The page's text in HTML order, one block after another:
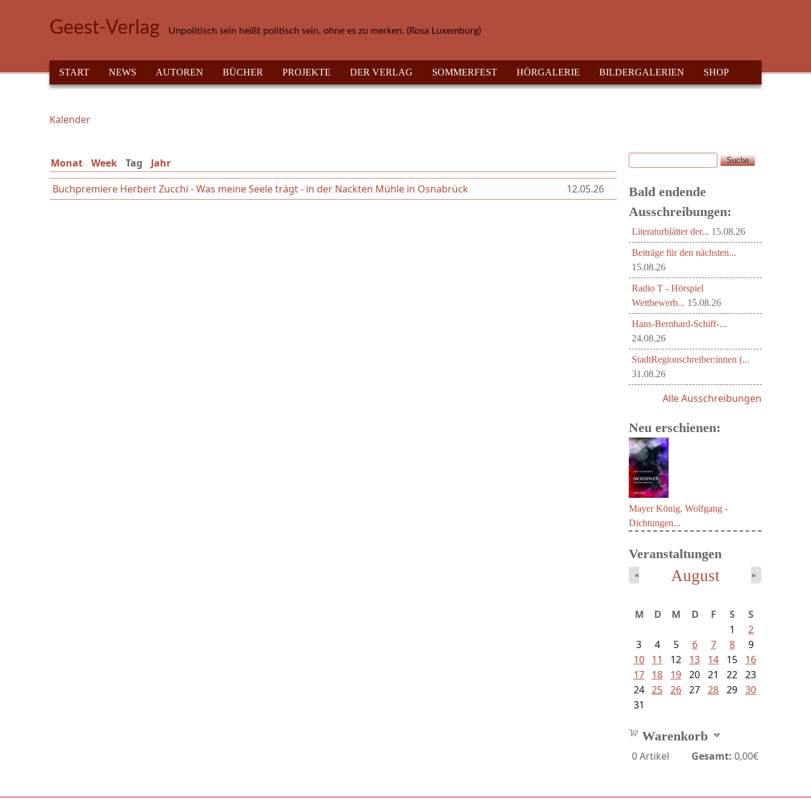
Geest-Verlag Unpolitisch sein heißt politisch sein, ohne es zu merken. (Rosa Luxemburg)
HAUPTMENÜ
START NEWS AUTOREN BÜCHER PROJEKTE DER VERLAG SOMMERFEST HÖRGALERIE BILDERGALERIEN SHOP
Sie sind hier
Kalender
Monat Week Tag (aktiver Reiter)
Jahr
Buchpremiere Herbert Zucchi - Was meine Seele trägt - in der Nackten Mühle in Osnabrück
12.05.26
Suchformular
Suche
Bald endende
Ausschreibungen:
Literaturblätter der... 15.08.26
Beiträge für den nächsten...
15.08.26
Radio T - Hörspiel
Wettbewerb... 15.08.26
Hans-Bernhard-Schiff-...
24.08.26
StadtRegionschreiber:innen (...
31.08.26
Alle Ausschreibungen
Neu erschienen:
Mayer König, Wolfgang -
Dichtungen...
Veranstaltungen
August
« »
M D M D F S
S
1
2
3
4 5 6 7 8
9
10
11 12 13 14 15
16
17
18 19 20 21 22 23
24 25 26 27 28 29 30
31
Warenkorb
0Artikel Gesamt: 0,00€